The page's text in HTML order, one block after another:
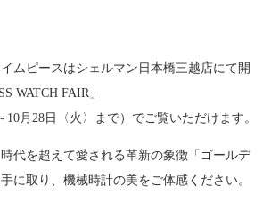
ムピースはシェルマン日本橋三越店にて開
WATCH FAIR」
10月28日〈火〉まで）でご覧いただけます。
代を超えて愛される革新の象徴「ゴールデ
に取り、機械時計の美をご体感ください。